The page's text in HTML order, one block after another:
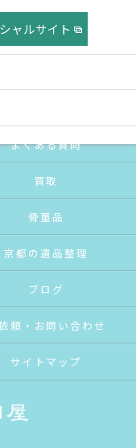
ャルサイト
よくある質問
買取
骨董品
京都の遺品整理
ブログ
頼・お問い合わせ
サイトマップ